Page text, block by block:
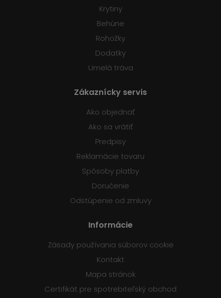
Krytiny
Behúne
Rohožky
Dodatky
Umelá tráva
Zákaznícky servis
Ako objednať
Ako sa vrátiť
Predpisy
Reklamácie tovaru
Spôsoby platby
Doručenie
Odstúpenie od zmluvy
Informácie
Zásady používania súborov cookie
Kontakt
Mapa stránok
Certifikát pre spotrebiteľský obchod